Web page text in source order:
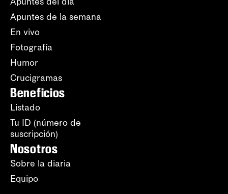
Apuntes de la semana
En vivo
Fotografía
Humor
Crucigramas
Beneficios
Listado
Tu ID (número de
suscripción)
Nosotros
Sobre la diaria
Equipo